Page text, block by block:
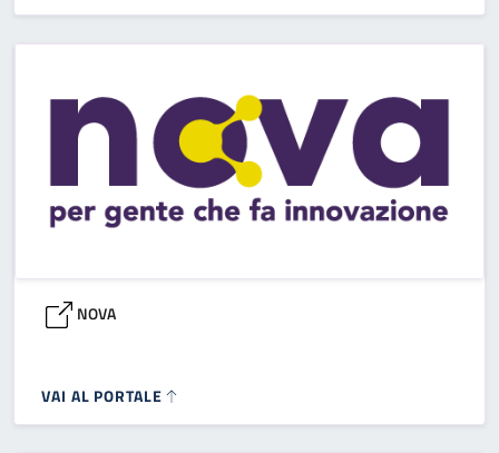
NOVA
VAI AL PORTALE